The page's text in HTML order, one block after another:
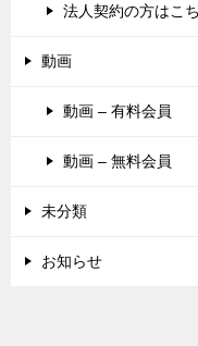
法人契約の方はこ
動画
動画 – 有料会員
動画 – 無料会員
未分類
お知らせ